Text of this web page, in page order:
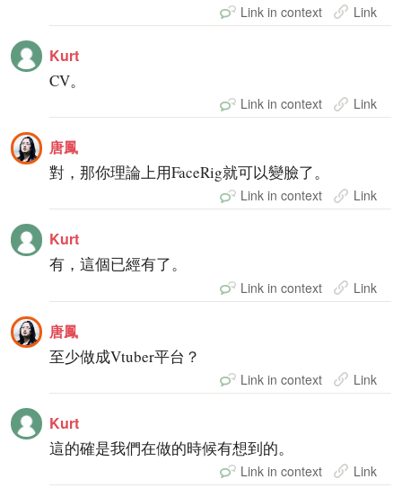
Link in context Link
Kurt
CV。
Link in context Link
唐鳳
對，那你理論上用FaceRig就可以變臉了。
Link in context Link
Kurt
有，這個已經有了。
Link in context Link
唐鳳
至少做成Vtuber平台？
Link in context Link
Kurt
這的確是我們在做的時候有想到的。
Link in context Link